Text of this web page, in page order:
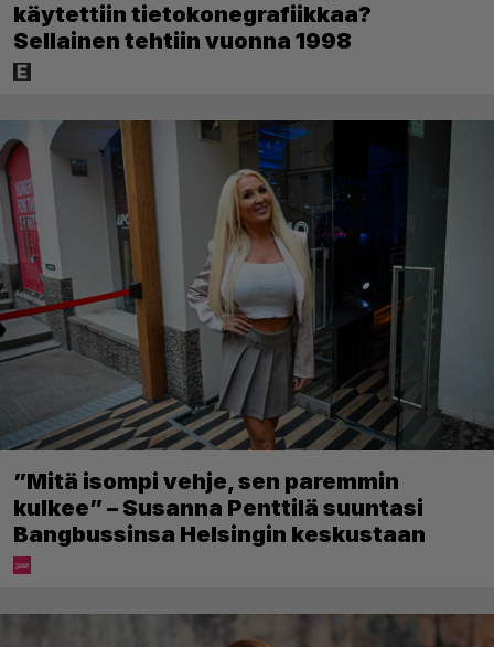
käytettiin tietokonegrafiikkaa?
Sellainen tehtiin vuonna 1998
”Mitä isompi vehje, sen paremmin
kulkee” – Susanna Penttilä suuntasi
Bangbussinsa Helsingin keskustaan